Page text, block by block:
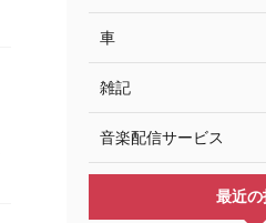
車
雑記
音楽配信サービス
最近の